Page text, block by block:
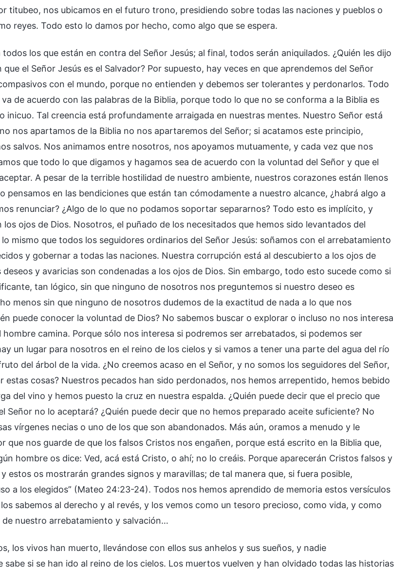
titubeo, nos ubicamos en el futuro trono, presidiendo sobre todas las naciones y pueblos o
reyes. Todo esto lo damos por hecho, como algo que se espera.
todos los que están en contra del Señor Jesús; al final, todos serán aniquilados. ¿Quién les dijo
que el Señor Jesús es el Salvador? Por supuesto, hay veces en que aprendemos del Señor
con el mundo, porque no entienden y debemos ser tolerantes y perdonarlos. Todo
de acuerdo con las palabras de la Biblia, porque todo lo que no se conforma a la Biblia es
inicuo. Tal creencia está profundamente arraigada en nuestras mentes. Nuestro Señor está
nos apartamos de la Biblia no nos apartaremos del Señor; si acatamos este principio,
salvos. Nos animamos entre nosotros, nos apoyamos mutuamente, y cada vez que nos
que todo lo que digamos y hagamos sea de acuerdo con la voluntad del Señor y que el
A pesar de la terrible hostilidad de nuestro ambiente, nuestros corazones están llenos
pensamos en las bendiciones que están tan cómodamente a nuestro alcance, ¿habrá algo a
renunciar? ¿Algo de lo que no podamos soportar separarnos? Todo esto es implícito, y
ojos de Dios. Nosotros, el puñado de los necesitados que hemos sido levantados del
lo mismo que todos los seguidores ordinarios del Señor Jesús: soñamos con el arrebatamiento
y gobernar a todas las naciones. Nuestra corrupción está al descubierto a los ojos de
deseos y avaricias son condenadas a los ojos de Dios. Sin embargo, todo esto sucede como si
tan lógico, sin que ninguno de nosotros nos preguntemos si nuestro deseo es
menos sin que ninguno de nosotros dudemos de la exactitud de nada a lo que nos
puede conocer la voluntad de Dios? No sabemos buscar o explorar o incluso no nos interesa
hombre camina. Porque sólo nos interesa si podremos ser arrebatados, si podemos ser
un lugar para nosotros en el reino de los cielos y si vamos a tener una parte del agua del río
del árbol de la vida. ¿No creemos acaso en el Señor, y no somos los seguidores del Señor,
estas cosas? Nuestros pecados han sido perdonados, nos hemos arrepentido, hemos bebido
del vino y hemos puesto la cruz en nuestra espalda. ¿Quién puede decir que el precio que
Señor no lo aceptará? ¿Quién puede decir que no hemos preparado aceite suficiente? No
vírgenes necias o uno de los que son abandonados. Más aún, oramos a menudo y le
que nos guarde de que los falsos Cristos nos engañen, porque está escrito en la Biblia que,
hombre os dice: Ved, acá está Cristo, o ahí; no lo creáis. Porque aparecerán Cristos falsos y
estos os mostrarán grandes signos y maravillas; de tal manera que, si fuera posible,
a los elegidos” (Mateo 24:23-24). Todos nos hemos aprendido de memoria estos versículos
sabemos al derecho y al revés, y los vemos como un tesoro precioso, como vida, y como
de nuestro arrebatamiento y salvación…
los vivos han muerto, llevándose con ellos sus anhelos y sus sueños, y nadie
sabe si se han ido al reino de los cielos. Los muertos vuelven y han olvidado todas las historias